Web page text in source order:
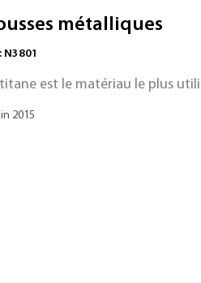
on peut mélanger
métalliques
N3801
est le matériau le plus
2015